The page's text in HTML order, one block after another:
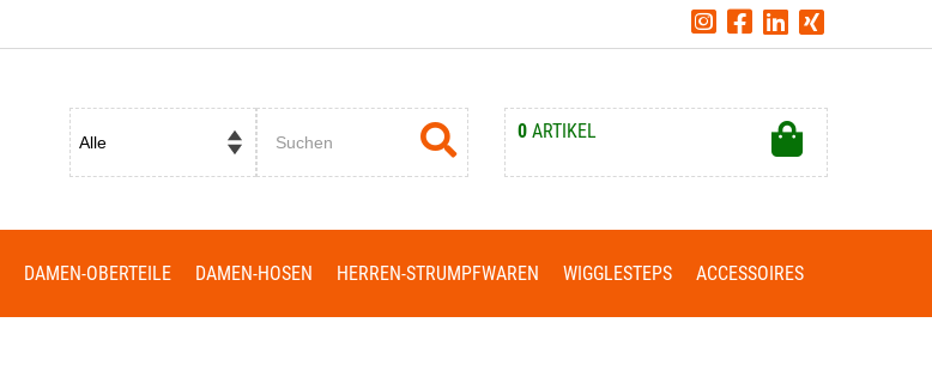
Passwort vergessen?
0 ARTIKEL
Ihr Warenkorb ist leer.
DAMEN-OBERTEILE DAMEN-HOSEN HERREN-STRUMPFWAREN WIGGLESTEPS ACCESSOIRES